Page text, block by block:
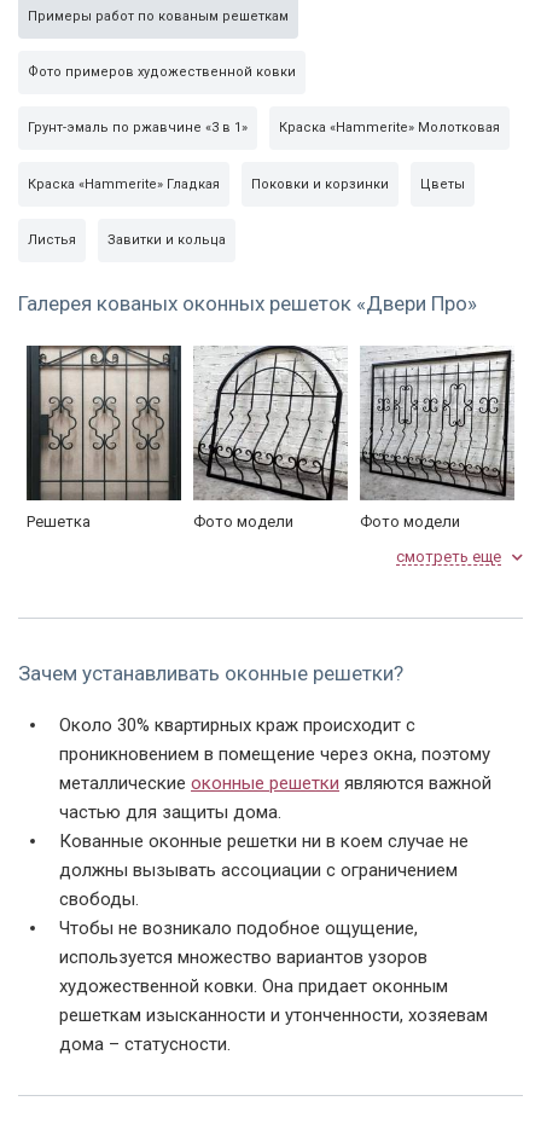
Примеры работ по кованым решеткам
Фото примеров художественной ковки
Грунт-эмаль по ржавчине «3 в 1» Краска «Hammerite» Молотковая
Краска «Hammerite» Гладкая Поковки и корзинки Цветы
Листья Завитки и кольца
Галерея кованых оконных решеток «Двери Про»
Решетка
Фото модели
Фото модели
Фото модели РК-06 Фото модели РК-06 Фото модели РК-06
Фото модели РК-06 Фото модели РК-06 Фото модели РК-06
смотреть еще
Зачем устанавливать оконные решетки?
Около 30% квартирных краж происходит с
проникновением в помещение через окна, поэтому
металлические оконные решетки являются важной
частью для защиты дома.
Кованные оконные решетки ни в коем случае не
должны вызывать ассоциации с ограничением
свободы.
Чтобы не возникало подобное ощущение,
используется множество вариантов узоров
художественной ковки. Она придает оконным
решеткам изысканности и утонченности, хозяевам
дома – статусности.